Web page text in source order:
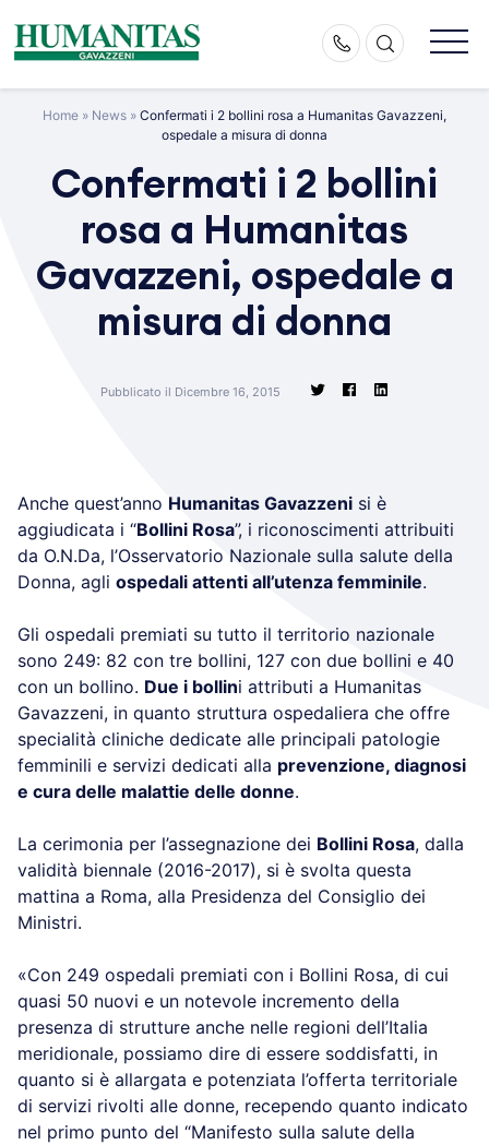
content
Home » News » Confermati i 2 bollini rosa a Humanitas Gavazzeni,
ospedale a misura di donna
Confermati i 2 bollini
rosa a Humanitas
Gavazzeni, ospedale a
misura di donna
Pubblicato il Dicembre 16, 2015
Anche quest’anno Humanitas Gavazzeni si è
aggiudicata i “Bollini Rosa”, i riconoscimenti attribuiti
da O.N.Da, l’Osservatorio Nazionale sulla salute della
Donna, agli ospedali attenti all’utenza femminile.
Gli ospedali premiati su tutto il territorio nazionale
sono 249: 82 con tre bollini, 127 con due bollini e 40
con un bollino. Due i bollini attributi a Humanitas
Gavazzeni, in quanto struttura ospedaliera che offre
specialità cliniche dedicate alle principali patologie
femminili e servizi dedicati alla prevenzione, diagnosi
e cura delle malattie delle donne.
La cerimonia per l’assegnazione dei Bollini Rosa, dalla
validità biennale (2016-2017), si è svolta questa
mattina a Roma, alla Presidenza del Consiglio dei
Ministri.
«Con 249 ospedali premiati con i Bollini Rosa, di cui
quasi 50 nuovi e un notevole incremento della
presenza di strutture anche nelle regioni dell’Italia
meridionale, possiamo dire di essere soddisfatti, in
quanto si è allargata e potenziata l’offerta territoriale
di servizi rivolti alle donne, recependo quanto indicato
nel primo punto del “Manifesto sulla salute della